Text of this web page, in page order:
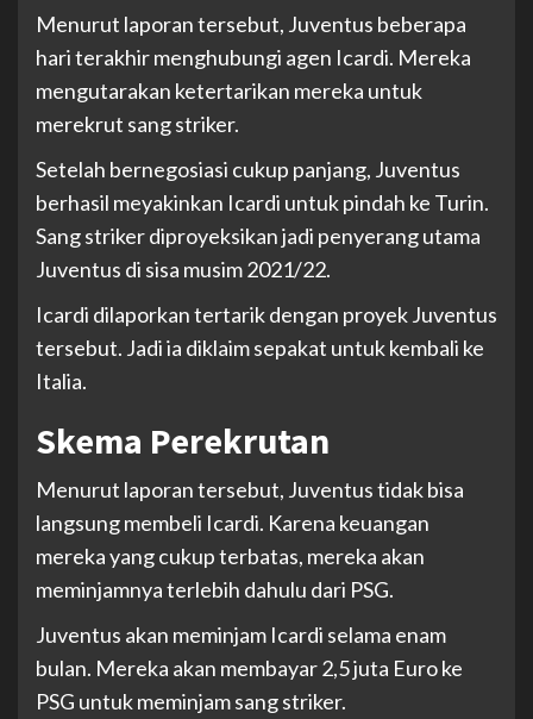
Menurut laporan tersebut, Juventus beberapa
hari terakhir menghubungi agen Icardi. Mereka
mengutarakan ketertarikan mereka untuk
merekrut sang striker.
Setelah bernegosiasi cukup panjang, Juventus
berhasil meyakinkan Icardi untuk pindah ke Turin.
Sang striker diproyeksikan jadi penyerang utama
Juventus di sisa musim 2021/22.
Icardi dilaporkan tertarik dengan proyek Juventus
tersebut. Jadi ia diklaim sepakat untuk kembali ke
Italia.
Skema Perekrutan
Menurut laporan tersebut, Juventus tidak bisa
langsung membeli Icardi. Karena keuangan
mereka yang cukup terbatas, mereka akan
meminjamnya terlebih dahulu dari PSG.
Juventus akan meminjam Icardi selama enam
bulan. Mereka akan membayar 2,5 juta Euro ke
PSG untuk meminjam sang striker.